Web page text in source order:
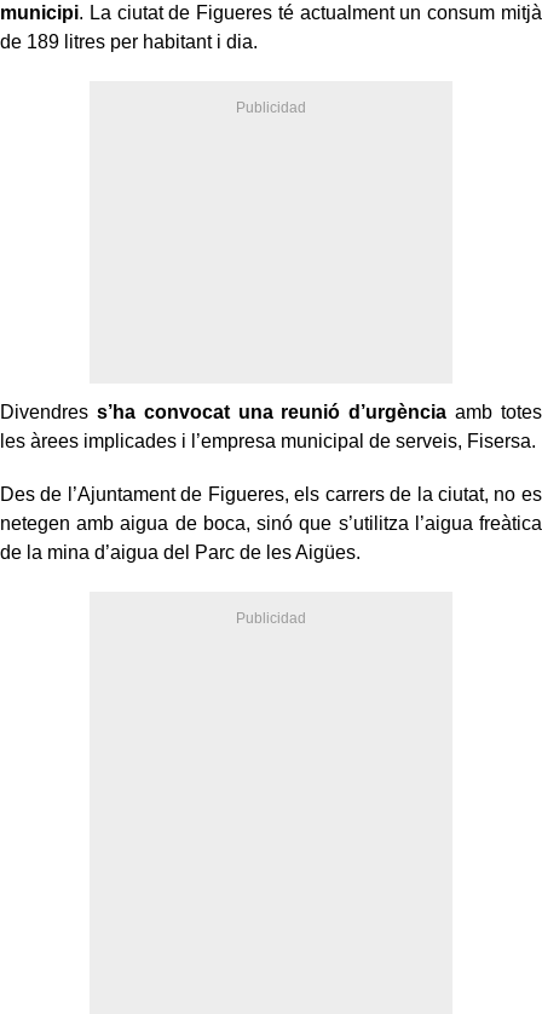
municipi. La ciutat de Figueres té actualment un consum mitjà
de 189 litres per habitant i dia.
Divendres s’ha convocat una reunió d’urgència amb totes
les àrees implicades i l’empresa municipal de serveis, Fisersa.
Des de l’Ajuntament de Figueres, els carrers de la ciutat, no es
netegen amb aigua de boca, sinó que s’utilitza l’aigua freàtica
de la mina d’aigua del Parc de les Aigües.